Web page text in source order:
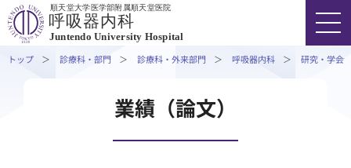
順天堂大学医学部附属順天堂医院
呼吸器内科
Juntendo University Hospital
トップ 診療科・部門 診療科・外来部門 呼吸器内科 研究・学会
業績（論文）
外来担当医表・休診情報
専⾨外来・特殊外来
COLOR
03-3813-3111